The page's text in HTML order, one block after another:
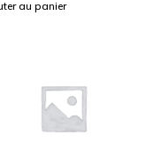
au panier